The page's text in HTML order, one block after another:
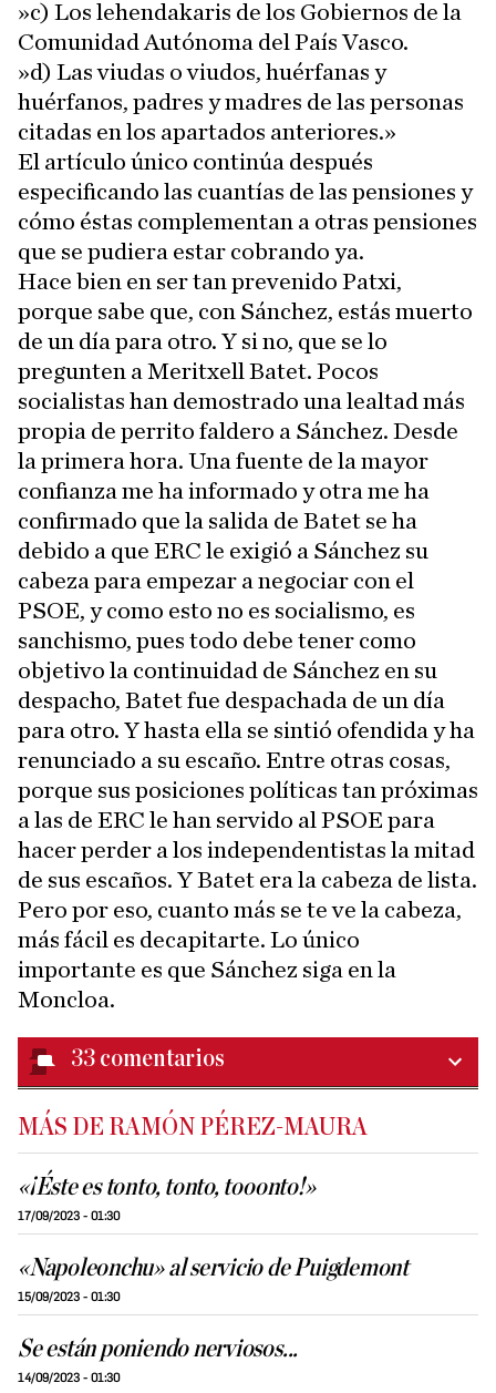
»c) Los lehendakaris de los Gobiernos de la
Comunidad Autónoma del País Vasco.
»d) Las viudas o viudos, huérfanas y
huérfanos, padres y madres de las personas
citadas en los apartados anteriores.»
El artículo único continúa después
especificando las cuantías de las pensiones y
cómo éstas complementan a otras pensiones
que se pudiera estar cobrando ya.
Hace bien en ser tan prevenido Patxi,
porque sabe que, con Sánchez, estás muerto
de un día para otro. Y si no, que se lo
pregunten a Meritxell Batet. Pocos
socialistas han demostrado una lealtad más
propia de perrito faldero a Sánchez. Desde
la primera hora. Una fuente de la mayor
confianza me ha informado y otra me ha
confirmado que la salida de Batet se ha
debido a que ERC le exigió a Sánchez su
cabeza para empezar a negociar con el
PSOE, y como esto no es socialismo, es
sanchismo, pues todo debe tener como
objetivo la continuidad de Sánchez en su
despacho, Batet fue despachada de un día
para otro. Y hasta ella se sintió ofendida y ha
renunciado a su escaño. Entre otras cosas,
porque sus posiciones políticas tan próximas
a las de ERC le han servido al PSOE para
hacer perder a los independentistas la mitad
de sus escaños. Y Batet era la cabeza de lista.
Pero por eso, cuanto más se te ve la cabeza,
más fácil es decapitarte. Lo único
importante es que Sánchez siga en la
Moncloa.
33 comentarios
MÁS DE RAMÓN PÉREZ-MAURA
«¡Éste es tonto, tonto, tooonto!»
17/09/2023 - 01:30
«Napoleonchu» al servicio de Puigdemont
15/09/2023 - 01:30
Se están poniendo nerviosos...
14/09/2023 - 01:30